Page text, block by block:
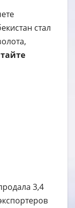
стал
3,4